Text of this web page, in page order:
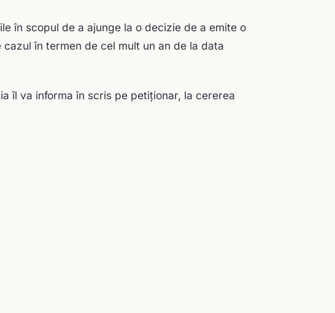
în scopul de a ajunge la o decizie de a emite o
în termen de cel mult un an de la data
îl va informa în scris pe petiționar, la cererea